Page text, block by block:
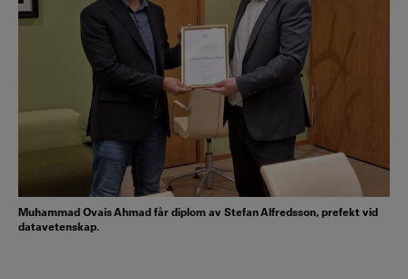
Muhammad Ovais Ahmad får diplom av Stefan Alfredsson, prefekt vid
datavetenskap.